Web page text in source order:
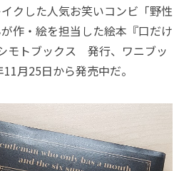
クした人気お笑いコンビ「野性
作・絵を担当した絵本『口だけ
モトブックス 発行、ワニブッ
月25日から発売中だ。